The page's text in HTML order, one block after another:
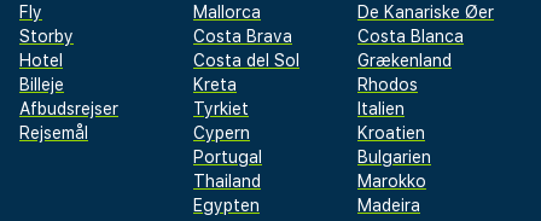
Fly
Storby
Hotel
Billeje
Afbudsrejser
Rejsemål
Mallorca
De Kanariske Øer
Costa Brava
Costa Blanca
Costa del Sol
Grækenland
Kreta
Rhodos
Tyrkiet
Italien
Cypern
Kroatien
Portugal
Bulgarien
Thailand
Marokko
Egypten
Madeira